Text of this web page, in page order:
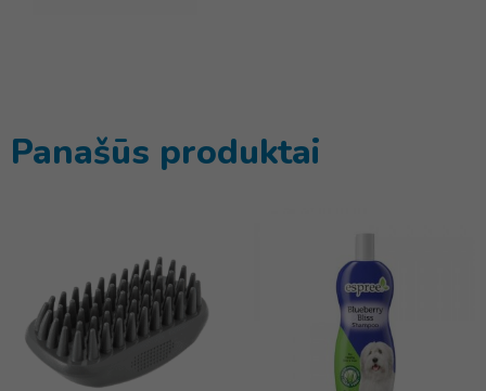
Panašūs produktai